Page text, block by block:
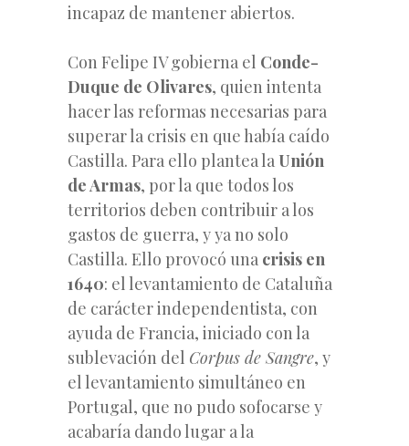
incapaz de mantener abiertos.
Con Felipe IV gobierna el Conde-
Duque de Olivares, quien intenta
hacer las reformas necesarias para
superar la crisis en que había caído
Castilla. Para ello plantea la Unión
de Armas, por la que todos los
territorios deben contribuir a los
gastos de guerra, y ya no solo
Castilla. Ello provocó una crisis en
1640: el levantamiento de Cataluña
de carácter independentista, con
ayuda de Francia, iniciado con la
sublevación del Corpus de Sangre, y
el levantamiento simultáneo en
Portugal, que no pudo sofocarse y
acabaría dando lugar a la